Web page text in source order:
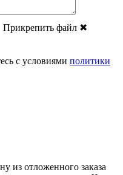
Прикрепить файл ✖
с условиями политики
из отложенного заказа